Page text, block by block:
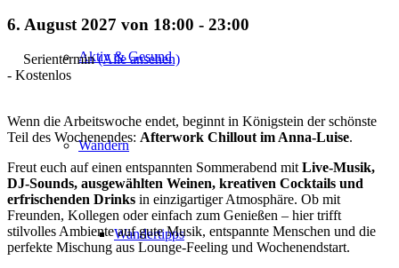
Aktiv & Gesund
Wandern
Wandertipps
6. August 2027 von 18:00 - 23:00
Serientermin(Alle ansehen)
- Kostenlos
Wenn die Arbeitswoche endet, beginnt in Königstein der schönste
Teil des Wochenendes: Afterwork Chillout im Anna-Luise.
Freut euch auf einen entspannten Sommerabend mit Live-Musik,
DJ-Sounds, ausgewählten Weinen, kreativen Cocktails und
erfrischenden Drinks in einzigartiger Atmosphäre. Ob mit
Freunden, Kollegen oder einfach zum Genießen – hier trifft
stilvolles Ambiente auf gute Musik, entspannte Menschen und die
perfekte Mischung aus Lounge-Feeling und Wochenendstart.